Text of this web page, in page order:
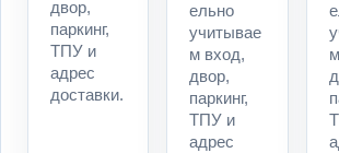
двор,
паркинг,
ТПУ и
адрес
доставки.
ельно
учитывае
м вход,
двор,
паркинг,
ТПУ и
адрес